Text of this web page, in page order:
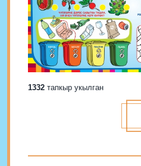
1332 тапкыр укылган